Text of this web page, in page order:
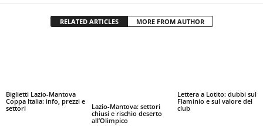
RELATED ARTICLES MORE FROM AUTHOR
Biglietti Lazio-Mantova
Coppa Italia: info, prezzi e
settori
Lazio-Mantova: settori
chiusi e rischio deserto
all’Olimpico
Lettera a Lotito: dubbi sul
Flaminio e sul valore del
club